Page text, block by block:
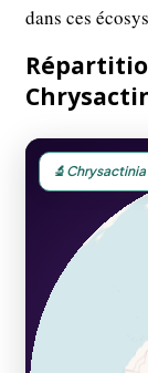
dans ces